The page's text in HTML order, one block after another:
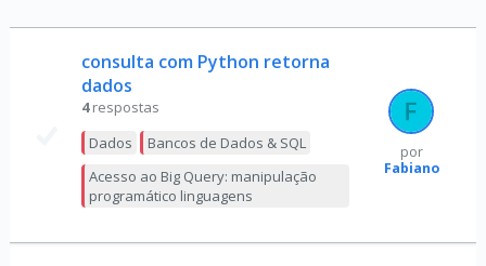
consulta com Python retorna
dados
4 respostas
Dados
Bancos de Dados & SQL
Acesso ao Big Query: manipulação
programático linguagens
por
Fabiano